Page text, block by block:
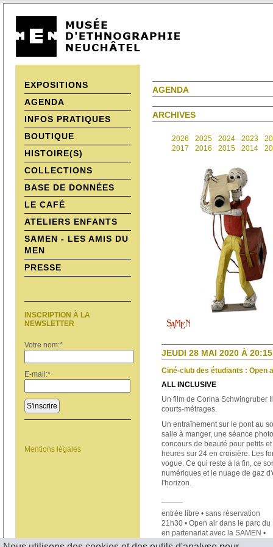
EXPOSITIONS
AGENDA
INFOS PRATIQUES
BOUTIQUE
HISTOIRE(S)
COLLECTIONS
BASE DE DONNÉES
LE CAFÉ
ATELIERS ENFANTS
SAMEN - LES AMIS DU
MEN
PRESSE
INSCRIPTION À LA
NEWSLETTER
Votre nom:*
E-mail:*
S'inscrire
Mentions légales
AGENDA
ARCHIVES
2026 2025 2024 2023
2017
2016 2015 2014
JEUDI 28 MAI 2020 À 20:15
Ciné-club des étudiants : Open
ALL INCLUSIVE
Un film de Corina Schwingruber
courts-métrages.
Un entraînement sur le pont au
salle à manger, une séance
concours de beauté pour petits
heures sur 24 en croisière. Les
vogue. Ce qui reste à la fin, ce
numériques et le nuage de gaz
l'horizon.
entrée libre • sans réservation
21h30 • Open air dans le parc du
en partenariat avec la SAMEN •